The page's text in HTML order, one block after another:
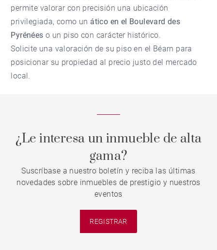
permite valorar con precisión una ubicación
privilegiada, como un ático en el Boulevard des
Pyrénées o un piso con carácter histórico.
Solicite una valoración de su piso en el Béarn para
posicionar su propiedad al precio justo del mercado
local.
¿Le interesa un inmueble de alta
gama?
Suscríbase a nuestro boletín y reciba las últimas
novedades sobre inmuebles de prestigio y nuestros
eventos
REGISTRAR